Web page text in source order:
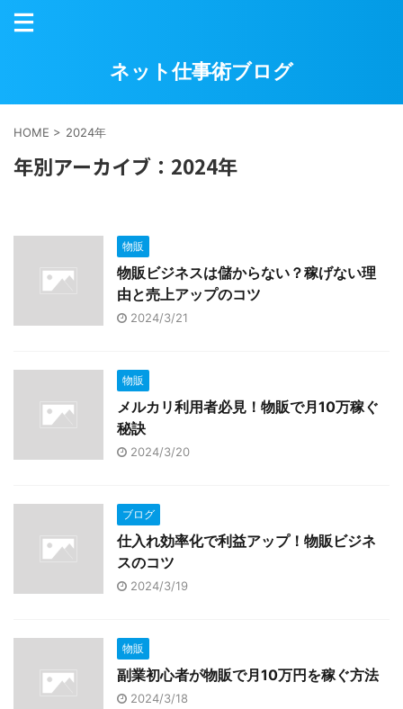
ネット仕事術ブログ
HOME > 2024年
年別アーカイブ：2024年
物販
物販ビジネスは儲からない？稼げない理
由と売上アップのコツ
2024/3/21
物販
メルカリ利用者必見！物販で月10万稼ぐ
秘訣
2024/3/20
ブログ
仕入れ効率化で利益アップ！物販ビジネ
スのコツ
2024/3/19
物販
副業初心者が物販で月10万円を稼ぐ方法
2024/3/18